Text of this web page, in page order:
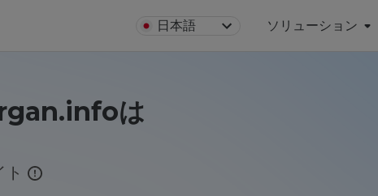
日本語 ソリューション
は